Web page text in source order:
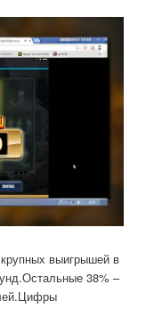
выигрышей в
38% –